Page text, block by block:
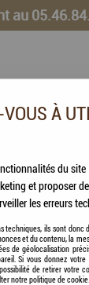
au
VOLAILLES
À
du site
et proposer
les erreurs
techniques, ils sont
et du contenu, la
de géolocalisation
Si vous donnez
de retirer
notre politique de cookie.